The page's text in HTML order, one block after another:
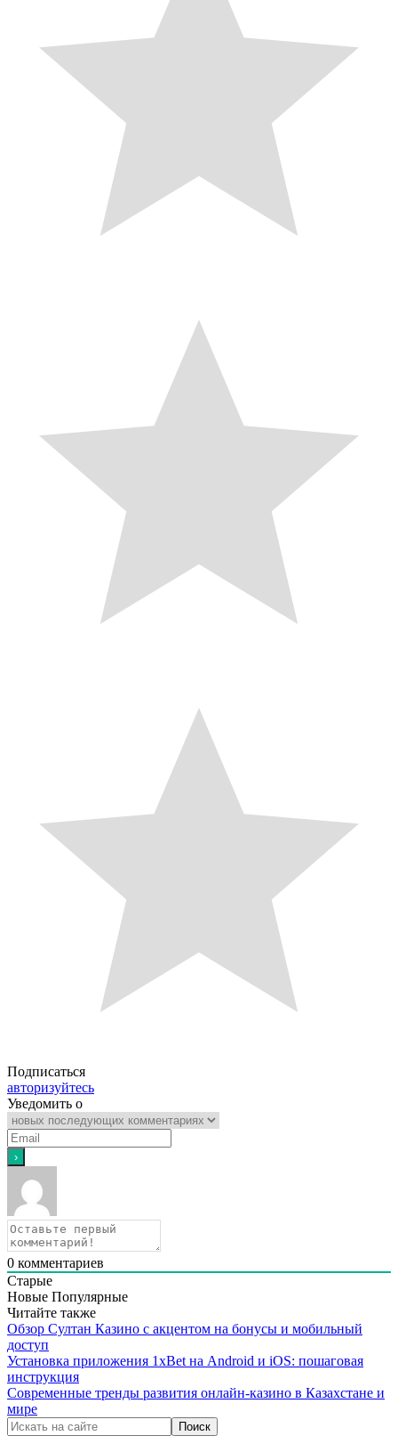
Подписаться
авторизуйтесь
Уведомить о
0 комментариев
Старые
Новые Популярные
Читайте также
Обзор Султан Казино с акцентом на бонусы и мобильный
доступ
Установка приложения 1xBet на Android и iOS: пошаговая
инструкция
Современные тренды развития онлайн-казино в Казахстане и
мире